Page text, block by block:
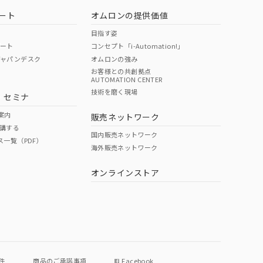
O O
ページへ
ください
ト
ト
パンデスク
セミナ
内
する
覧（PDF）
オムロンの提供価値
目指す姿
コンセプト「i-Automation!」
オムロンの強み
お客様との共創拠点
AUTOMATION CENTER
技術を磨く現場
販売ネットワーク
国内販売ネットワーク
海外販売ネットワーク
オンラインストア
商品のご承諾事項 Facebook